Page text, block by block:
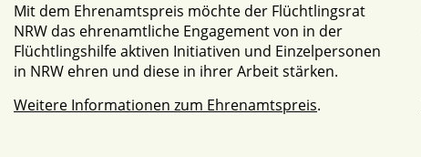
Mit dem Ehrenamtspreis möchte der Flüchtlingsrat
NRW das ehrenamtliche Engagement von in der
Flüchtlingshilfe aktiven Initiativen und Einzelpersonen
in NRW ehren und diese in ihrer Arbeit stärken.
Weitere Informationen zum Ehrenamtspreis.